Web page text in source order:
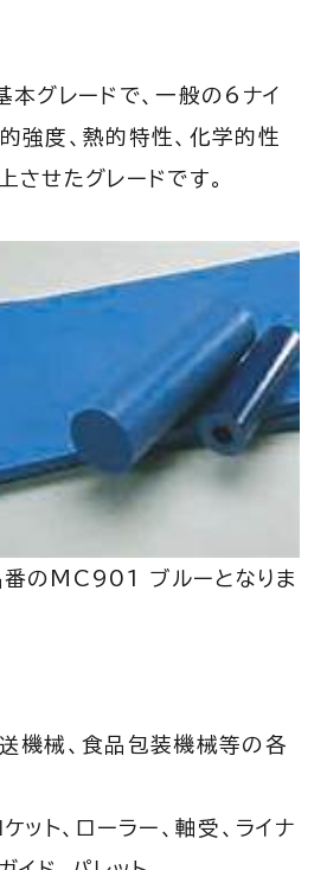
グレードで、一般の6ナイ
強度、熱的特性、化学的性
させたグレードです。
番のMC901 ブルーとなりま
機械、食品包装機械等の各
ット、ローラー、軸受、ライナ